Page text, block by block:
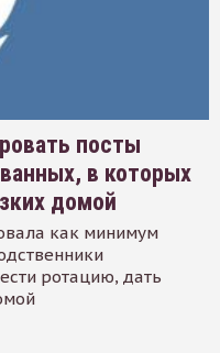
посты
в которых
домой
как минимум
ротацию, дать